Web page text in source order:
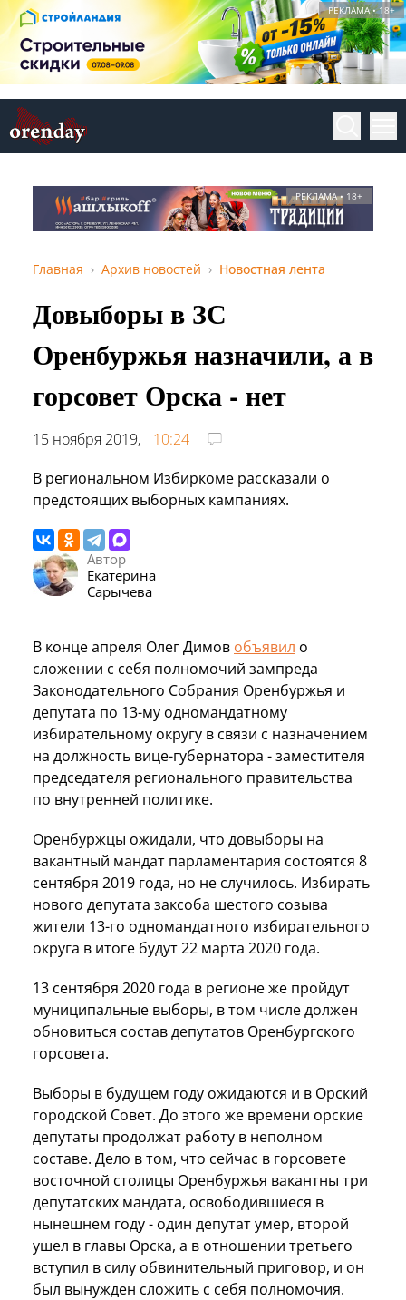
РЕКЛАМА • 18+
РЕКЛАМА • 18+
Главная Архив новостей Новостная лента
Довыборы в ЗС
Оренбуржья назначили, а в
горсовет Орска - нет
15 ноября 2019,
10:24
В региональном Избиркоме рассказали о
предстоящих выборных кампаниях.
Автор
Екатерина
Сарычева
В конце апреля Олег Димов объявил о
сложении с себя полномочий зампреда
Законодательного Собрания Оренбуржья и
депутата по 13-му одномандатному
избирательному округу в связи с назначением
на должность вице-губернатора - заместителя
председателя регионального правительства
по внутренней политике.
Оренбуржцы ожидали, что довыборы на
вакантный мандат парламентария состоятся 8
сентября 2019 года, но не случилось. Избирать
нового депутата заксоба шестого созыва
жители 13-го одномандатного избирательного
округа в итоге будут 22 марта 2020 года.
13 сентября 2020 года в регионе же пройдут
муниципальные выборы, в том числе должен
обновиться состав депутатов Оренбургского
горсовета.
Выборы в будущем году ожидаются и в Орский
городской Совет. До этого же времени орские
депутаты продолжат работу в неполном
составе. Дело в том, что сейчас в горсовете
восточной столицы Оренбуржья вакантны три
депутатских мандата, освободившиеся в
нынешнем году - один депутат умер, второй
ушел в главы Орска, а в отношении третьего
вступил в силу обвинительный приговор, и он
был вынужден сложить с себя полномочия.